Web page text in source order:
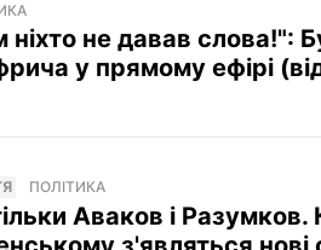
ніхто не давав слова!":
у прямому ефірі
ПОЛІТИКА
Аваков і Разумков.